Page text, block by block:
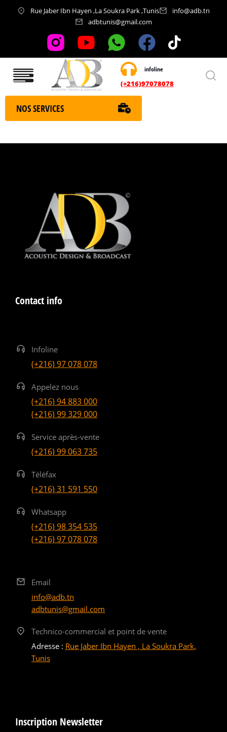
Rue Jaber Ibn Hayen ,La Soukra Park ,Tunis
info@adb.tn
adbtunis@gmail.com
infoline
(+216)97078078
Nos services
NOS SERVICES
Contact info
Infoline
(+216) 97 078 078
Appelez nous
(+216) 94 883 000
(+216) 99 329 000
Service après-vente
(+216) 99 063 735
Téléfax
(+216) 31 591 550
Whatsapp
(+216) 98 354 535
(+216) 97 078 078
Email
info@adb.tn
adbtunis@gmail.com
Technico-commercial et point de vente
Adresse : Rue Jaber Ibn Hayen , La Soukra Park,
Tunis
Inscription Newsletter